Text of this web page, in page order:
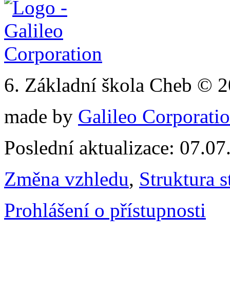
6. Základní škola Cheb ©
made by Galileo
Poslední aktualizace:
Změna vzhledu, Struktura
Prohlášení o přístupnosti